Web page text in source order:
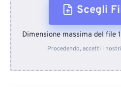
Scegli
Dal
Dimensione massima del file
Procedendo, accetti i nostri